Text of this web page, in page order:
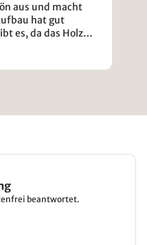
aus und macht
hat gut
es, da das Holz
wirkte. Ich
lies sich mit einem
beantwortet.